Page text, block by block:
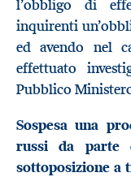
l’obbligo di
inquirenti
ed avendo nel
effettuato
Pubblico
Sospesa una
russi da parte
sottoposizione a